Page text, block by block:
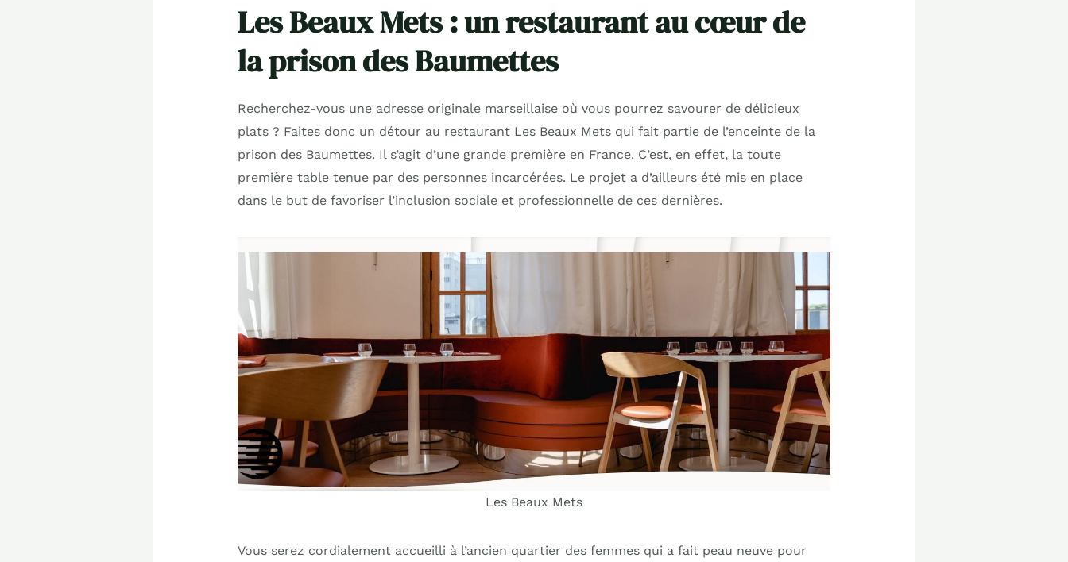
Les Beaux Mets : un restaurant au cœur de
la prison des Baumettes
Recherchez-vous une adresse originale marseillaise où vous pourrez savourer de délicieux
plats ? Faites donc un détour au restaurant Les Beaux Mets qui fait partie de l’enceinte de la
prison des Baumettes. Il s’agit d’une grande première en France. C’est, en effet, la toute
première table tenue par des personnes incarcérées. Le projet a d’ailleurs été mis en place
dans le but de favoriser l’inclusion sociale et professionnelle de ces dernières.
Les Beaux Mets
Vous serez cordialement accueilli à l’ancien quartier des femmes qui a fait peau neuve pour